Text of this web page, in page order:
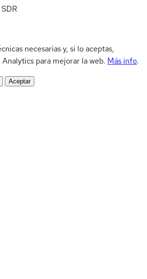
necesarias y, si lo aceptas,
para mejorar la web. Más info.
Aceptar